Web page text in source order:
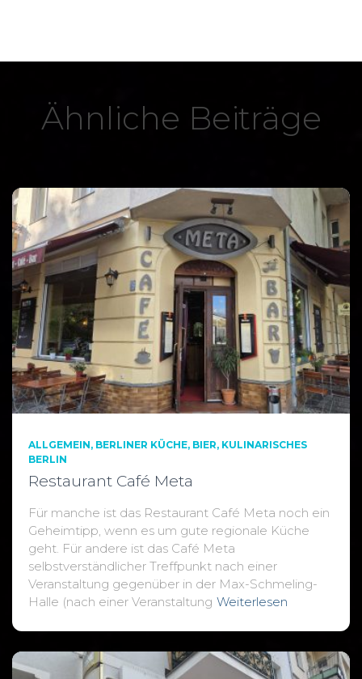
Ähnliche Beiträge
ALLGEMEIN BERLINER KÜCHE BIER KULINARISCHES
BERLIN
Restaurant Café Meta
Für manche ist das Restaurant Café Meta noch ein
Geheimtipp, wenn es um gute regionale Küche
geht. Für andere ist das Café Meta
selbstverständlicher Treffpunkt nach einer
Veranstaltung gegenüber in der Max-Schmeling-
Halle (nach einer Veranstaltung Weiterlesen